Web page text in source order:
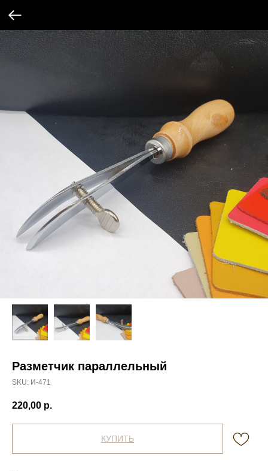
Разметчик параллельный
SKU: И-471
220,00 р.
КУПИТЬ